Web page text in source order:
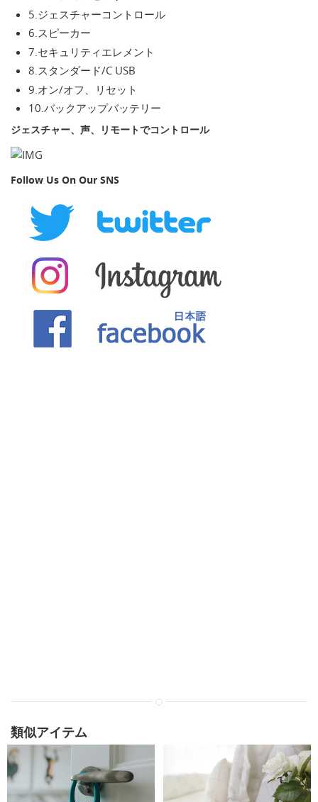
5.ジェスチャーコントロール
6.スピーカー
7.セキュリティエレメント
8.スタンダード/C USB
9.オン/オフ、リセット
10.バックアップバッテリー
ジェスチャー、声、リモートでコントロール
Follow Us On Our SNS
類似アイテム